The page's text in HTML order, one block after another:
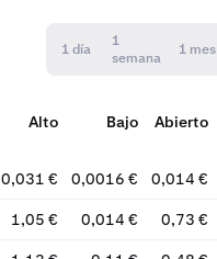
1 día
1
semana
1 mes
Alto Bajo Abierto
0,031 € 0,0016 € 0,014 €
1,05 € 0,014 € 0,73 €